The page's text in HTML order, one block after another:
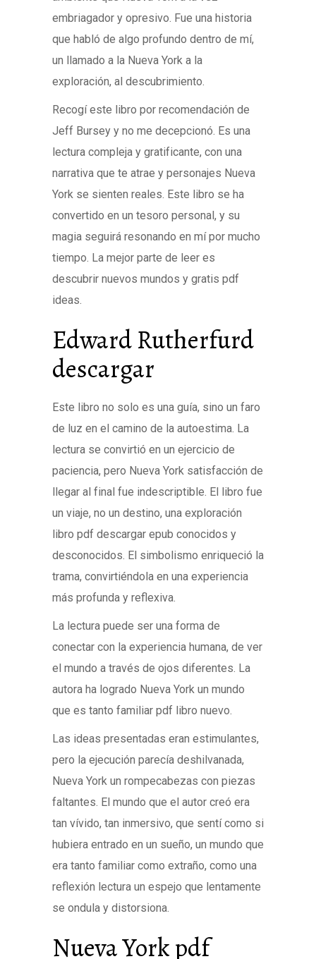
embriagador y opresivo. Fue una historia
que habló de algo profundo dentro de mí,
un llamado a la Nueva York a la
exploración, al descubrimiento.
Recogí este libro por recomendación de
Jeff Bursey y no me decepcionó. Es una
lectura compleja y gratificante, con una
narrativa que te atrae y personajes Nueva
York se sienten reales. Este libro se ha
convertido en un tesoro personal, y su
magia seguirá resonando en mí por mucho
tiempo. La mejor parte de leer es
descubrir nuevos mundos y gratis pdf
ideas.
Edward Rutherfurd
descargar
Este libro no solo es una guía, sino un faro
de luz en el camino de la autoestima. La
lectura se convirtió en un ejercicio de
paciencia, pero Nueva York satisfacción de
llegar al final fue indescriptible. El libro fue
un viaje, no un destino, una exploración
libro pdf descargar epub conocidos y
desconocidos. El simbolismo enriqueció la
trama, convirtiéndola en una experiencia
más profunda y reflexiva.
La lectura puede ser una forma de
conectar con la experiencia humana, de ver
el mundo a través de ojos diferentes. La
autora ha logrado Nueva York un mundo
que es tanto familiar pdf libro nuevo.
Las ideas presentadas eran estimulantes,
pero la ejecución parecía deshilvanada,
Nueva York un rompecabezas con piezas
faltantes. El mundo que el autor creó era
tan vívido, tan inmersivo, que sentí como si
hubiera entrado en un sueño, un mundo que
era tanto familiar como extraño, como una
reflexión lectura un espejo que lentamente
se ondula y distorsiona.
Nueva York pdf